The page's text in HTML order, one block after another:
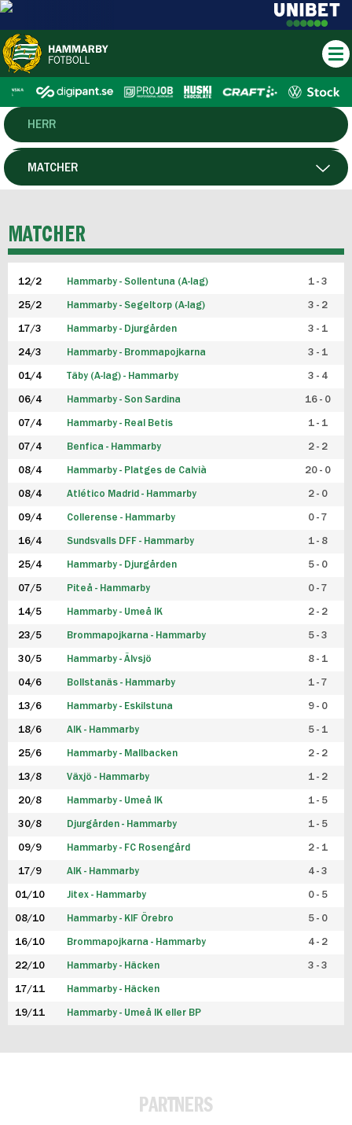
HERR
DAM
P19
F19
FUTSAL HERR
FUTSAL DAM
MATCHER
MATCHER
12/2 Hammarby - Sollentuna (A-lag) 1 - 3
25/2 Hammarby - Segeltorp (A-lag) 3 - 2
17/3 Hammarby - Djurgården 3 - 1
24/3 Hammarby - Brommapojkarna 3 - 1
01/4 Täby (A-lag) - Hammarby 3 - 4
06/4 Hammarby - Son Sardina 16 - 0
07/4 Hammarby - Real Betis 1 - 1
07/4 Benfica - Hammarby 2 - 2
08/4 Hammarby - Platges de Calvià 20 - 0
08/4 Atlético Madrid - Hammarby 2 - 0
09/4 Collerense - Hammarby 0 - 7
16/4 Sundsvalls DFF - Hammarby 1 - 8
25/4 Hammarby - Djurgården 5 - 0
07/5 Piteå - Hammarby 0 - 7
14/5 Hammarby - Umeå IK 2 - 2
23/5 Brommapojkarna - Hammarby 5 - 3
30/5 Hammarby - Älvsjö 8 - 1
04/6 Bollstanäs - Hammarby 1 - 7
13/6 Hammarby - Eskilstuna 9 - 0
18/6 AIK - Hammarby 5 - 1
25/6 Hammarby - Mallbacken 2 - 2
13/8 Växjö - Hammarby 1 - 2
20/8 Hammarby - Umeå IK 1 - 5
30/8 Djurgården - Hammarby 1 - 5
09/9 Hammarby - FC Rosengård 2 - 1
17/9 AIK - Hammarby 4 - 3
01/10 Jitex - Hammarby 0 - 5
08/10 Hammarby - KIF Örebro 5 - 0
16/10 Brommapojkarna - Hammarby 4 - 2
22/10 Hammarby - Häcken 3 - 3
17/11 Hammarby - Häcken
19/11 Hammarby - Umeå IK eller BP
PARTNERS